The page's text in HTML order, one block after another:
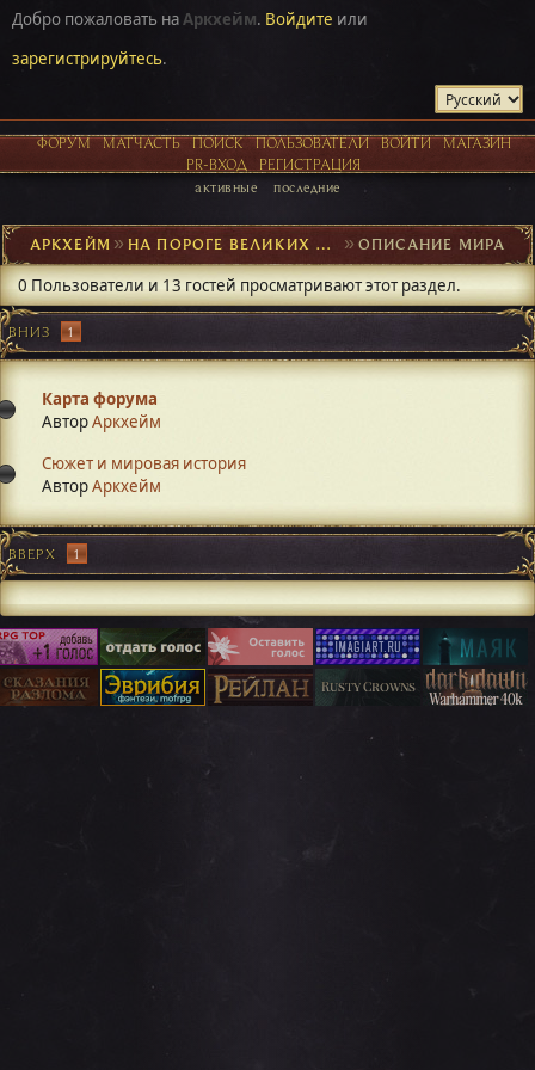
Добро пожаловать наАркхейм. Войдите или
зарегистрируйтесь.
ФОРУМ МАТЧАСТЬ ПОИСК ПОЛЬЗОВАТЕЛИ ВОЙТИ
МАГАЗИН
PR-ВХОД
РЕГИСТРАЦИЯ
активные последние
АРКХЕЙМ ► НА ПОРОГЕ ВЕЛИКИХ ОТКРЫТИЙ ►ОПИСАНИЕ МИРА
0 Пользователи и 13 гостей просматривают этот раздел.
ВНИЗ 1
Карта форума
АвторАркхейм
Сюжет и мировая история
АвторАркхейм
ВВЕРХ 1